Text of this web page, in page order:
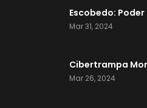
Escobedo:
Mar 31, 2024
Cibertrampa
Mar 26, 2024